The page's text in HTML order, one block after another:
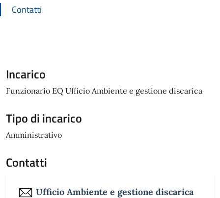
Contatti
Incarico
Funzionario EQ Ufficio Ambiente e gestione discarica
Tipo di incarico
Amministrativo
Contatti
Ufficio Ambiente e gestione discarica